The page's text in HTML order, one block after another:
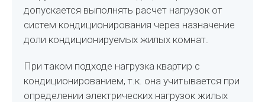
допускается выполнять расчет нагрузок от
систем кондиционирования через назначение
доли кондиционируемых жилых комнат.
При таком подходе нагрузка квартир с
кондиционированием, т.к. она учитывается при
определении электрических нагрузок жилых